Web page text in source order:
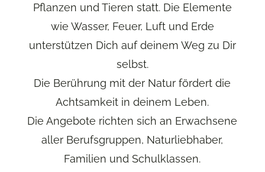
Pflanzen und Tieren statt. Die Elemente
wie Wasser, Feuer, Luft und Erde
unterstützen Dich auf deinem Weg zu Dir
selbst.
Die Berührung mit der Natur fördert die
Achtsamkeit in deinem Leben.
Die Angebote richten sich an Erwachsene
aller Berufsgruppen, Naturliebhaber,
Familien und Schulklassen.